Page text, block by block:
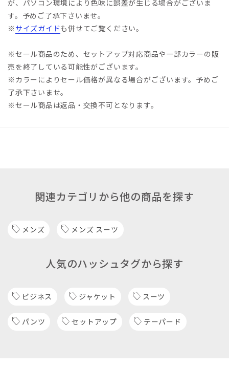
が、パソコン環境により色味に誤差が生じる場合がございま
す。予めご了承下さいませ。
※ サイズガイドも併せてご覧ください。
※セール商品のため、セットアップ対応商品や一部カラーの販
売を終了している可能性がございます。
※カラーによりセール価格が異なる場合がございます。予めご
了承下さいませ。
※セール商品は返品・交換不可となります。
関連カテゴリから他の商品を探す
メンズ メンズ スーツ
人気のハッシュタグから探す
ビジネス ジャケット スーツ
パンツ セットアップ テーパード